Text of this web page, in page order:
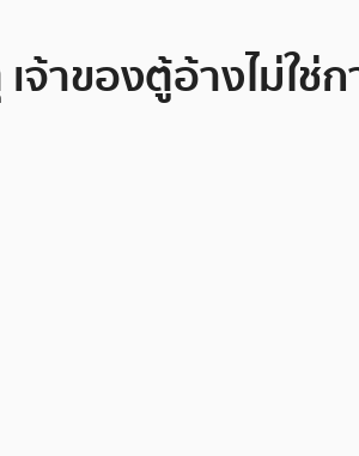
จ้าของตู้อ้างไม่ใช่